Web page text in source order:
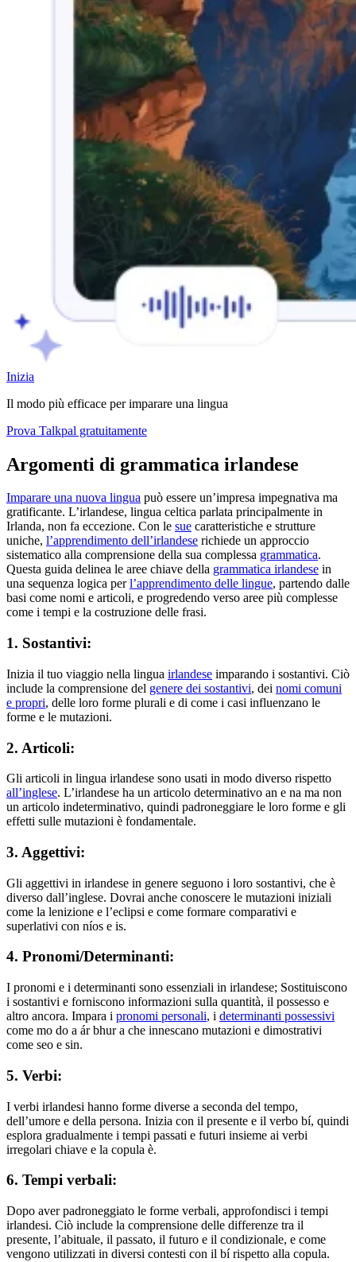
Inizia
Il modo più efficace per imparare una lingua
Prova Talkpal gratuitamente
Argomenti di grammatica irlandese
Imparare una nuova lingua può essere un’impresa impegnativa ma
gratificante. L’irlandese, lingua celtica parlata principalmente in
Irlanda, non fa eccezione. Con le sue caratteristiche e strutture
uniche, l’apprendimento dell’irlandese richiede un approccio
sistematico alla comprensione della sua complessa grammatica.
Questa guida delinea le aree chiave della grammatica irlandese in
una sequenza logica perl’apprendimento delle lingue, partendo dalle
basi come nomi e articoli, e progredendo verso aree più complesse
come i tempi e la costruzione delle frasi.
1. Sostantivi:
Inizia il tuo viaggio nella lingua irlandese imparando i sostantivi. Ciò
include la comprensione del genere dei sostantivi, dei nomi comuni
e propri, delle loro forme plurali e di come i casi influenzano le
forme e le mutazioni.
2. Articoli:
Gli articoli in lingua irlandese sono usati in modo diverso rispetto
all’inglese. L’irlandese ha un articolo determinativo an e na ma non
un articolo indeterminativo, quindi padroneggiare le loro forme e gli
effetti sulle mutazioni è fondamentale.
3. Aggettivi:
Gli aggettivi in irlandese in genere seguono i loro sostantivi, che è
diverso dall’inglese. Dovrai anche conoscere le mutazioni iniziali
come la lenizione e l’eclipsi e come formare comparativi e
superlativi con níos e is.
4. Pronomi/Determinanti:
I pronomi e i determinanti sono essenziali in irlandese; Sostituiscono
i sostantivi e forniscono informazioni sulla quantità, il possesso e
altro ancora. Impara i pronomi personali, i determinanti possessivi
come mo do a ár bhur a che innescano mutazioni e dimostrativi
come seo e sin.
5. Verbi:
I verbi irlandesi hanno forme diverse a seconda del tempo,
dell’umore e della persona. Inizia con il presente e il verbo bí, quindi
esplora gradualmente i tempi passati e futuri insieme ai verbi
irregolari chiave e la copula è.
6. Tempi verbali:
Dopo aver padroneggiato le forme verbali, approfondisci i tempi
irlandesi. Ciò include la comprensione delle differenze tra il
presente, l’abituale, il passato, il futuro e il condizionale, e come
vengono utilizzati in diversi contesti con il bí rispetto alla copula.